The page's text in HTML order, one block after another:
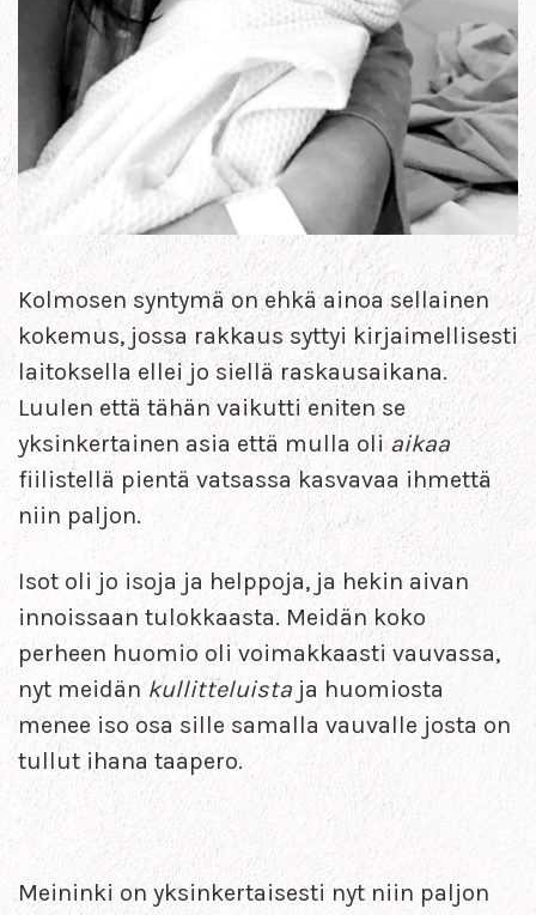
Kolmosen syntymä on ehkä ainoa sellainen
kokemus, jossa rakkaus syttyi kirjaimellisesti
laitoksella ellei jo siellä raskausaikana.
Luulen että tähän vaikutti eniten se
yksinkertainen asia että mulla oliaikaa
fiilistellä pientä vatsassa kasvavaa ihmettä
niin paljon.
Isot oli jo isoja ja helppoja, ja hekin aivan
innoissaan tulokkaasta. Meidän koko
perheen huomio oli voimakkaasti vauvassa,
nyt meidän kullitteluista ja huomiosta
menee iso osa sille samalla vauvalle josta on
tullut ihana taapero.
Meininki on yksinkertaisesti nyt niin paljon